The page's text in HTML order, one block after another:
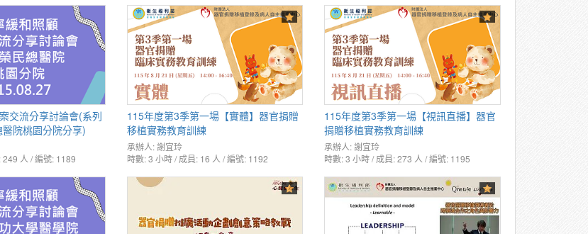
交流分享討論會(系列
院桃園分院分享)
249 人 / 編號: 1189
115年度第3季第一場【實體】器官捐贈
移植實務教育訓練
承辦人:謝宜玲
時數: 3 小時 / 成員: 16 人 / 編號: 1192
115年度第3季第一場【視訊直播】器官
捐贈移植實務教育訓練
承辦人:謝宜玲
時數: 3 小時 / 成員: 273 人 / 編號: 1195